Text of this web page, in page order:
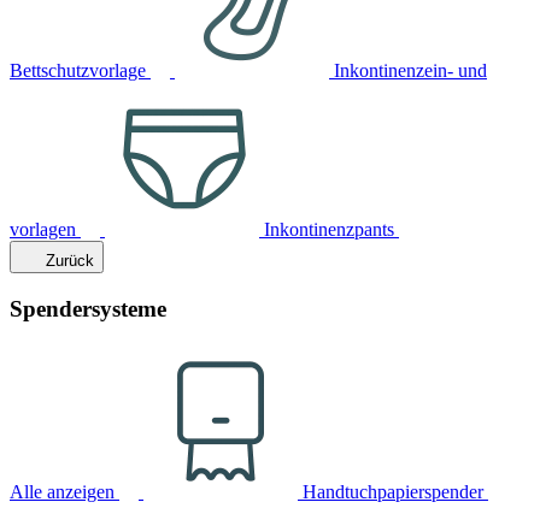
Bettschutzvorlage Inkontinenzein- und
vorlagen Inkontinenzpants
Zurück
Spendersysteme
Alle anzeigen Handtuchpapierspender